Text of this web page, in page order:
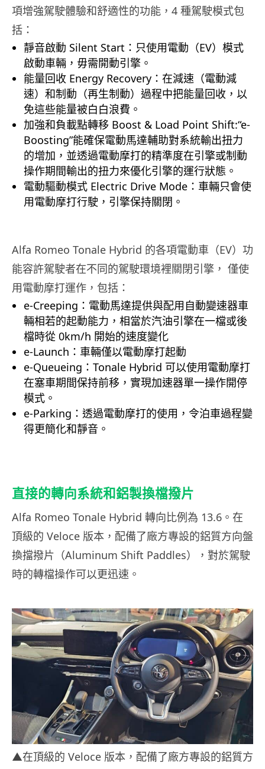
項增強駕駛體驗和舒適性的功能，4 種駕駛模式包
括：
靜音啟動 Silent Start：只使用電動（EV）模式
啟動車輛，毋需開動引擎。
能量回收 Energy Recovery：在減速（電動減
速）和制動（再生制動）過程中把能量回收，以
免這些能量被白白浪費。
加強和負載點轉移 Boost & Load Point Shift:“e-
Boosting”能確保電動馬達輔助對系統輸出扭力
的增加，並透過電動摩打的精準度在引擎或制動
操作期間輸出的扭力來優化引擎的運行狀態。
電動驅動模式 Electric Drive Mode：車輛只會使
用電動摩打行駛，引擎保持關閉。
Alfa Romeo Tonale Hybrid 的各項電動車（EV）功
能容許駕駛者在不同的駕駛環境裡關閉引擎， 僅使
用電動摩打運作，包括：
e-Creeping：電動馬達提供與配用自動變速器車
輛相若的起動能力，相當於汽油引擎在一檔或後
檔時從 0km/h 開始的速度變化
e-Launch：車輛僅以電動摩打起動
e-Queueing：Tonale Hybrid 可以使用電動摩打
在塞車期間保持前移，實現加速器單一操作開停
模式。
e-Parking：透過電動摩打的使用，令泊車過程變
得更簡化和靜音。
直接的轉向系統和鋁製換檔撥片
Alfa Romeo Tonale Hybrid 轉向比例為 13.6。在
頂級的 Veloce 版本，配備了廠方專設的鋁質方向盤
換擋撥片（Aluminum Shift Paddles），對於駕駛
時的轉檔操作可以更迅速。
▲在頂級的 Veloce 版本，配備了廠方專設的鋁質方